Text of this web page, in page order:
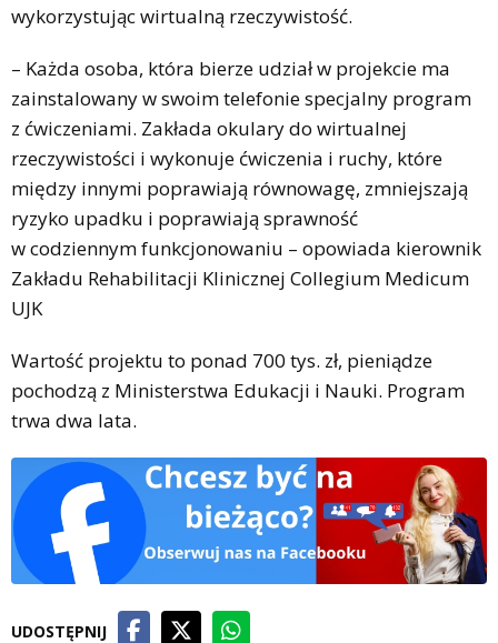
wykorzystując wirtualną rzeczywistość.
– Każda osoba, która bierze udział w projekcie ma
zainstalowany w swoim telefonie specjalny program
z ćwiczeniami. Zakłada okulary do wirtualnej
rzeczywistości i wykonuje ćwiczenia i ruchy, które
między innymi poprawiają równowagę, zmniejszają
ryzyko upadku i poprawiają sprawność
w codziennym funkcjonowaniu – opowiada kierownik
Zakładu Rehabilitacji Klinicznej Collegium Medicum
UJK
Wartość projektu to ponad 700 tys. zł, pieniądze
pochodzą z Ministerstwa Edukacji i Nauki. Program
trwa dwa lata.
UDOSTĘPNIJ